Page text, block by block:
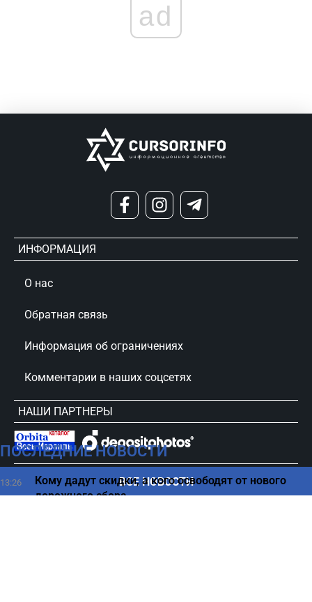
ПОСЛЕДНИЕ НОВОСТИ
13:26
Кому дадут скидки, а кого освободят от нового
дорожного сбора
ВСЕ НОВОСТИ
ad
ИНФОРМАЦИЯ
О нас
Обратная связь
Информация об ограничениях
Комментарии в наших соцсетях
НАШИ ПАРТНЕРЫ
сursorinfo.co.il © Все права защищены